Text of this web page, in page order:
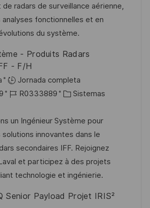
p
l
e
r
í
a
radars de surveillance aérienne,
analyses fonctionnelles et en
du système.
- Produits Radars
- F/H
Jornada completa
I
d
e
e
m
p
e
R0333889
C
t
e
g
o
r
a
Sistemas
un Ingénieur Système pour
innovantes dans le
secondaires IFF. Rejoignez
et participez à des projets
technologie et ingénierie.
Senior Payload Projet IRIS²